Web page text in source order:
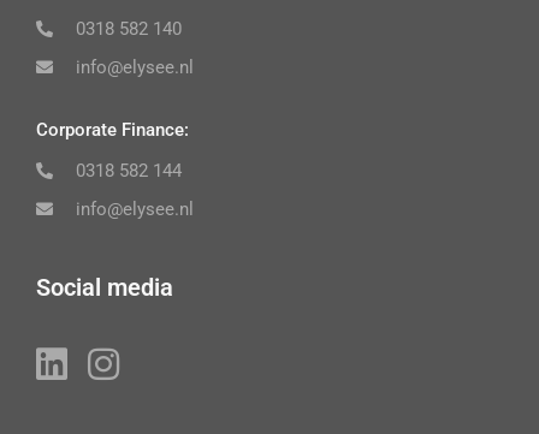
0318 582 140
info@elysee.nl
Corporate Finance:
0318 582 144
info@elysee.nl
Social media